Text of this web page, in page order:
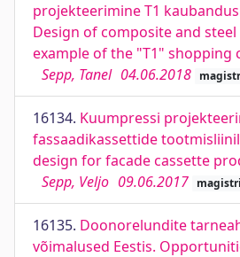
projekteerimine T1
Design of composite and
example of the "T1" shopping
Sepp, Tanel 04.06.2018
16134. Kuumpressi
fassaadikassettide
design for facade cassette
Sepp, Veljo 09.06.2017
16135. Doonorelundite
võimalused Eestis.